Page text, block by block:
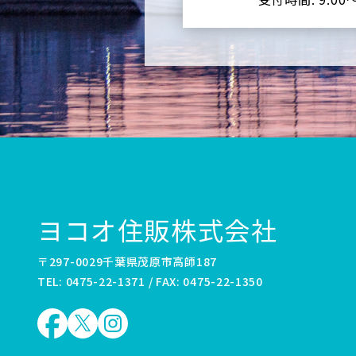
ヨコオ住販株式会社
〒297-0029千葉県茂原市高師187
TEL: 0475-22-1371 / FAX: 0475-22-1350